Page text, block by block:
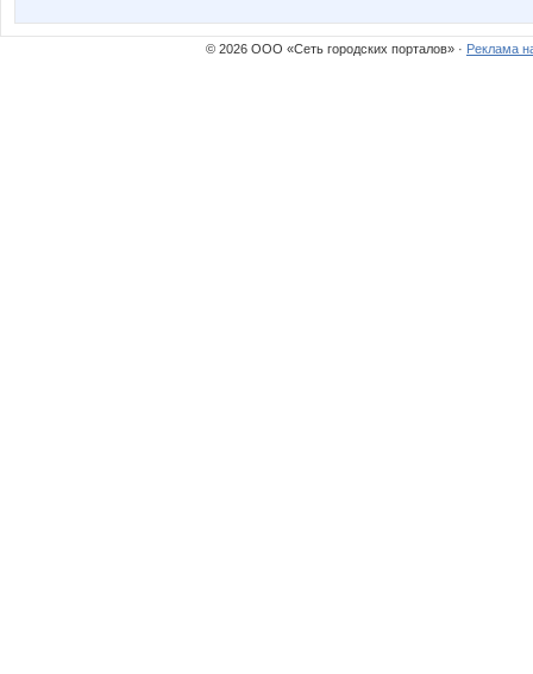
© 2026 ООО «Сеть городских порталов» · Реклама